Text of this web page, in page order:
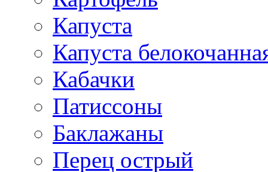
Капуста
Капуста
Кабачки
Патиссоны
Баклажаны
Перец острый